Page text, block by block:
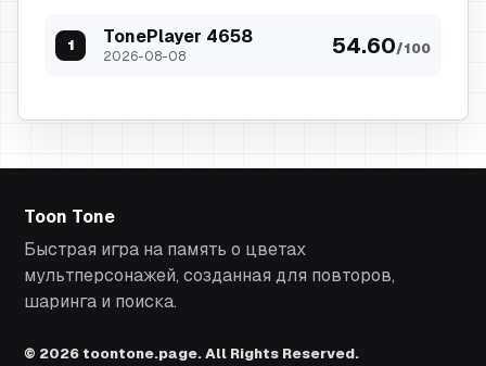
1 TonePlayer 4658
2026-08-08 54.60/100
Toon Tone
Быстрая игра на память о цветах
мультперсонажей, созданная для повторов,
шаринга и поиска.
© 2026 toontone.page. All Rights Reserved.